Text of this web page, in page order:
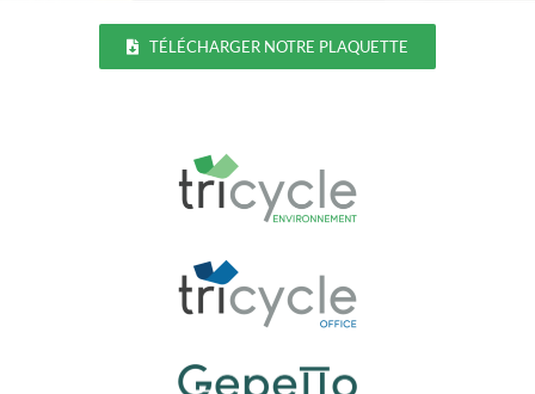
TÉLÉCHARGER NOTRE PLAQUETTE